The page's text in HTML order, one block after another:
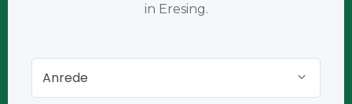
in Eresing.